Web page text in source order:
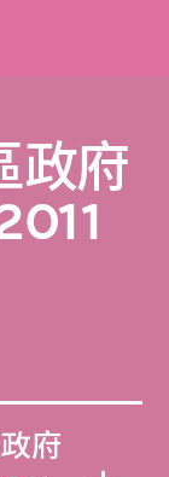
政府
府